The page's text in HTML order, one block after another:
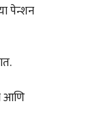
पेन्शन
आणि